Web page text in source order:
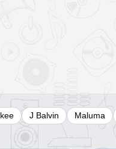
J Balvin Maluma